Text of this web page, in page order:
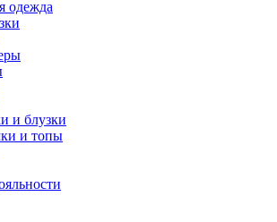
одежда
и блузки
и топы